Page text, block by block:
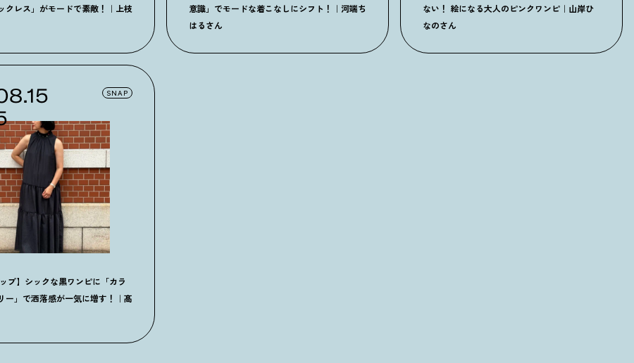
クレス」がモードで素敵！｜上枝
意識」でモードな着こなしにシフト！｜河端ち
はるさん
ない！ 絵になる大人のピンクワンピ｜山岸ひ
なのさん
プ】シックな黒ワンピに「カラ
ー」で洒落感が一気に増す！｜髙
SNAP